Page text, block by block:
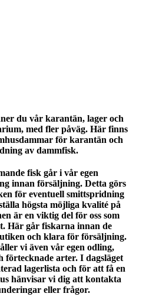
du vår karantän, lager och
med fler påväg. Här finns
för karantän och
av dammfisk.
fisk går i vår egen
innan försäljning. Detta görs
för eventuell smittspridning
högsta möjliga kvalité på
är en viktig del för oss som
Här går fiskarna innan de
och klara för försäljning.
vi även vår egen odling,
förtecknade arter. I dagsläget
lagerlista och för att få en
hänvisar vi dig att kontakta
eller frågor.